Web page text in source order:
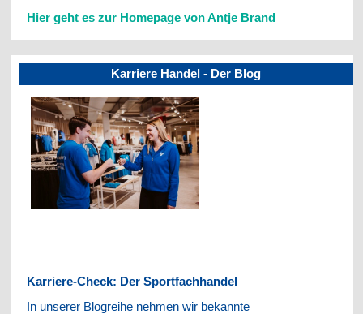
Hier geht es zur Homepage von Antje Brand
Karriere Handel - Der Blog
Karriere-Check: Der Sportfachhandel
In unserer Blogreihe nehmen wir bekannte